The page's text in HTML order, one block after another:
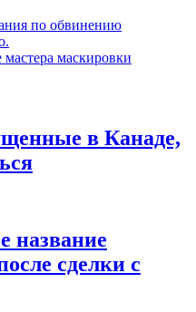
по обвинению
маскировки
в Канаде,
название
сделки с